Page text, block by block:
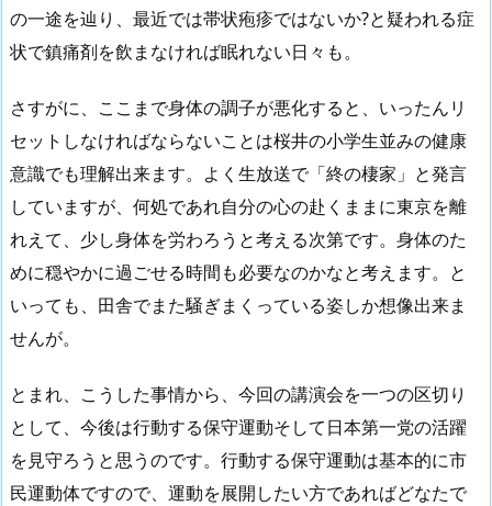
の一途を辿り、最近では帯状疱疹ではないか?と疑われる症
状で鎮痛剤を飲まなければ眠れない日々も。
さすがに、ここまで身体の調子が悪化すると、いったんリ
セットしなければならないことは桜井の小学生並みの健康
意識でも理解出来ます。よく生放送で「終の棲家」と発言
していますが、何処であれ自分の心の赴くままに東京を離
れえて、少し身体を労わろうと考える次第です。身体のた
めに穏やかに過ごせる時間も必要なのかなと考えます。と
いっても、田舎でまた騒ぎまくっている姿しか想像出来ま
せんが。
とまれ、こうした事情から、今回の講演会を一つの区切り
として、今後は行動する保守運動そして日本第一党の活躍
を見守ろうと思うのです。行動する保守運動は基本的に市
民運動体ですので、運動を展開したい方であればどなたで